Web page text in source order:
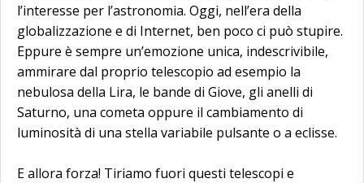
l’interesse per l’astronomia. Oggi, nell’era della
globalizzazione e di Internet, ben poco ci può stupire.
Eppure è sempre un’emozione unica, indescrivibile,
ammirare dal proprio telescopio ad esempio la
nebulosa della Lira, le bande di Giove, gli anelli di
Saturno, una cometa oppure il cambiamento di
luminosità di una stella variabile pulsante o a eclisse.
E allora forza! Tiriamo fuori questi telescopi e